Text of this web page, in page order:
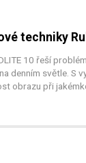
techniky
10 řeší
denním světle. S
obrazu při